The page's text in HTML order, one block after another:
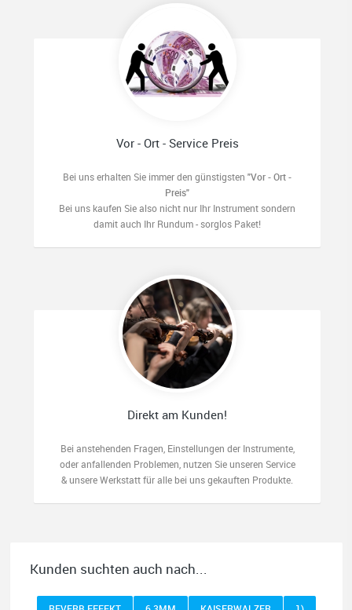
Vor - Ort - Service Preis
Bei uns erhalten Sie immer den günstigsten "Vor - Ort -
Preis"
Bei uns kaufen Sie also nicht nur Ihr Instrument sondern
damit auch Ihr Rundum - sorglos Paket!
Direkt am Kunden!
Bei anstehenden Fragen, Einstellungen der Instrumente,
oder anfallenden Problemen, nutzen Sie unseren Service
& unsere Werkstatt für alle bei uns gekauften Produkte.
Kunden suchten auch nach...